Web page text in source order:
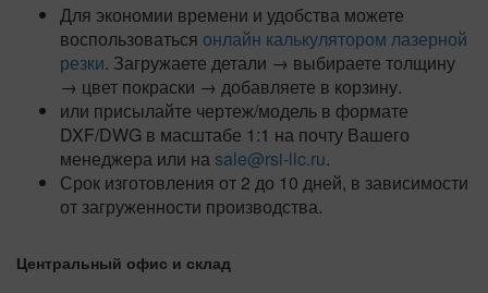
Для экономии времени и удобства можете
воспользоваться онлайн калькулятором лазерной
резки. Загружаете детали → выбираете толщину
→ цвет покраски → добавляете в корзину.
или присылайте чертеж/модель в формате
DXF/DWG в масштабе 1:1 на почту Вашего
менеджера или на sale@rsi-llc.ru.
Срок изготовления от 2 до 10 дней, в зависимости
от загруженности производства.
Центральный офис и склад